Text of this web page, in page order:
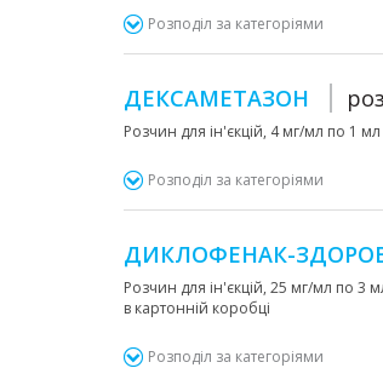
Розподіл за категоріями
ДЕКСАМЕТАЗОН
Розчин для ін'єкцій, 4 мг/мл по 1
Розподіл за категоріями
ДИКЛОФЕНАК-
Розчин для ін'єкцій, 25 мг/мл по 3
в картонній коробці
Розподіл за категоріями